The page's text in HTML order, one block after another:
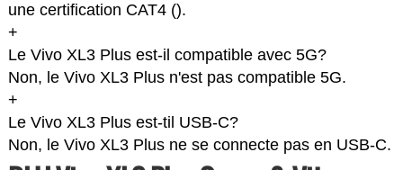
une certification CAT4 ().
+
Le Vivo XL3 Plus est-il compatible avec 5G?
Non, le Vivo XL3 Plus n'est pas compatible 5G.
+
Le Vivo XL3 Plus est-til USB-C?
Non, le Vivo XL3 Plus ne se connecte pas en USB-C.